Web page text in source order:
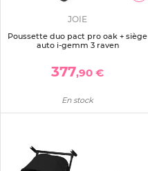
JOIE
Poussette duo pact pro oak + siège
auto i-gemm 3 raven
377,90 €
En stock